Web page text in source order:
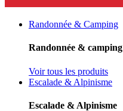
Randonnée & Camping
Randonnée & camping
Voir tous les produits
Escalade & Alpinisme
Escalade & Alpinisme